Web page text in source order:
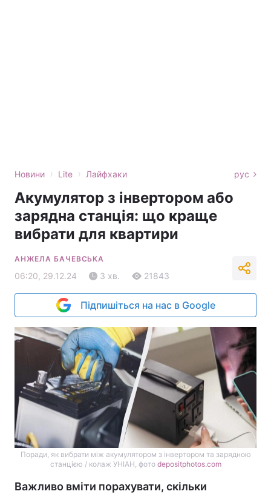
Новини › Lite › Лайфхаки рус
Акумулятор з інвертором або
зарядна станція: що краще
вибрати для квартири
АНЖЕЛА БАЧЕВСЬКА
06:20, 29.12.24 3 хв. 21843
Підпишіться на нас в Google
Поради, як вибрати між акумулятором з інвертором та зарядною
станцією / колаж УНІАН, фото depositphotos.com
Важливо вміти порахувати, скільки